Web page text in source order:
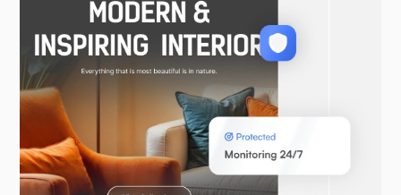
วูคอมเมิร์ซ
ลาราเวล